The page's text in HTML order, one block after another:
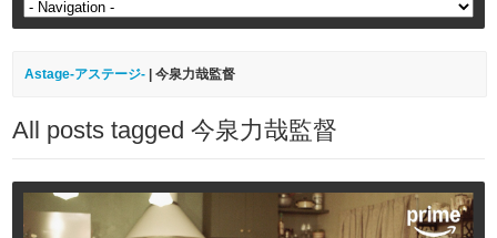
Astage-アステージ- |今泉力哉監督
All posts tagged 今泉力哉監督